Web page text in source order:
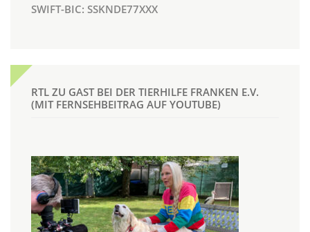
SWIFT-BIC: SSKNDE77XXX
RTL ZU GAST BEI DER TIERHILFE FRANKEN E.V.
(MIT FERNSEHBEITRAG AUF YOUTUBE)